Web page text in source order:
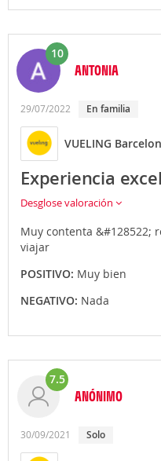
10
ANTONIA
29/07/2022 En familia
VUELING
Experiencia
Desglose valoración
Muy contenta &#128522;
viajar
POSITIVO: Muy bien
NEGATIVO: Nada
7.5
ANÓNIMO
30/09/2021 Solo